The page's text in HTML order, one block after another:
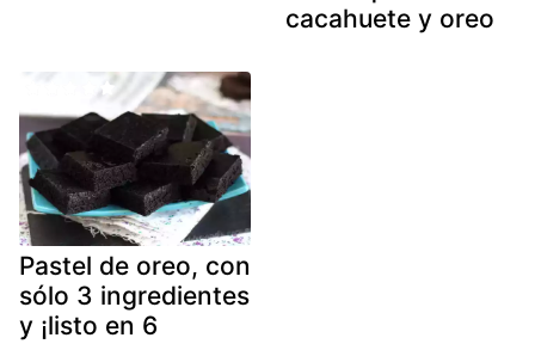
cacahuete y oreo
Pastel de oreo, con
sólo 3 ingredientes
y ¡listo en 6